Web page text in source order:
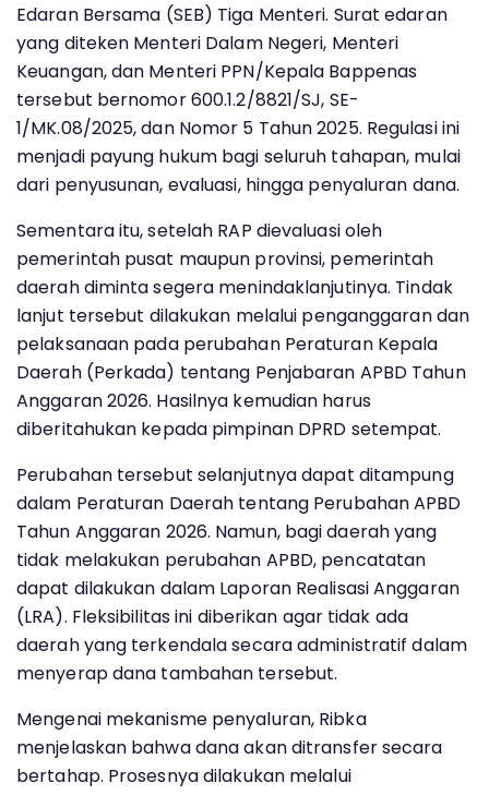
Edaran Bersama (SEB) Tiga Menteri. Surat edaran
yang diteken Menteri Dalam Negeri, Menteri
Keuangan, dan Menteri PPN/Kepala Bappenas
tersebut bernomor 600.1.2/8821/SJ, SE-
1/MK.08/2025, dan Nomor 5 Tahun 2025. Regulasi ini
menjadi payung hukum bagi seluruh tahapan, mulai
dari penyusunan, evaluasi, hingga penyaluran dana.
Sementara itu, setelah RAP dievaluasi oleh
pemerintah pusat maupun provinsi, pemerintah
daerah diminta segera menindaklanjutinya. Tindak
lanjut tersebut dilakukan melalui penganggaran dan
pelaksanaan pada perubahan Peraturan Kepala
Daerah (Perkada) tentang Penjabaran APBD Tahun
Anggaran 2026. Hasilnya kemudian harus
diberitahukan kepada pimpinan DPRD setempat.
Perubahan tersebut selanjutnya dapat ditampung
dalam Peraturan Daerah tentang Perubahan APBD
Tahun Anggaran 2026. Namun, bagi daerah yang
tidak melakukan perubahan APBD, pencatatan
dapat dilakukan dalam Laporan Realisasi Anggaran
(LRA). Fleksibilitas ini diberikan agar tidak ada
daerah yang terkendala secara administratif dalam
menyerap dana tambahan tersebut.
Mengenai mekanisme penyaluran, Ribka
menjelaskan bahwa dana akan ditransfer secara
bertahap. Prosesnya dilakukan melalui